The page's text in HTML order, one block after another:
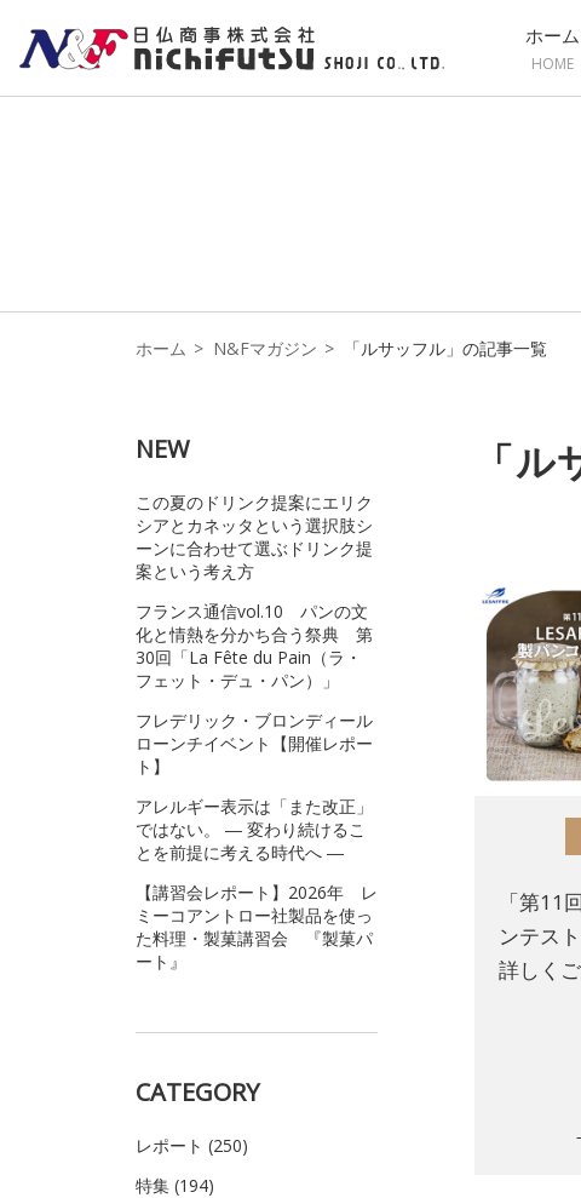
ホーム
HOME
ホーム N&Fマガジン 「ルサッフル」の記事一覧
「
「第11
ンテス
詳しく
NEW
この夏のドリンク提案にエリク
シアとカネッタという選択肢シ
ーンに合わせて選ぶドリンク提
案という考え方
フランス通信vol.10 パンの文
化と情熱を分かち合う祭典 第
30回「La Fête du Pain（ラ・
フェット・デュ・パン）」
フレデリック・ブロンディール
ローンチイベント【開催レポー
ト】
アレルギー表示は「また改正」
ではない。 ― 変わり続けるこ
とを前提に考える時代へ ―
【講習会レポート】2026年 レ
ミーコアントロー社製品を使っ
た料理・製菓講習会 『製菓パ
ート』
CATEGORY
レポート (250)
特集 (194)